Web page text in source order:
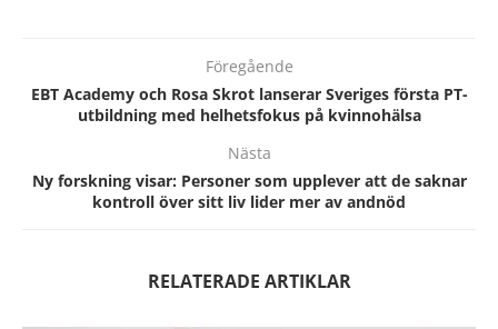
Föregående
EBT Academy och Rosa Skrot lanserar Sveriges första PT-
utbildning med helhetsfokus på kvinnohälsa
Nästa
Ny forskning visar: Personer som upplever att de saknar
kontroll över sitt liv lider mer av andnöd
RELATERADE ARTIKLAR